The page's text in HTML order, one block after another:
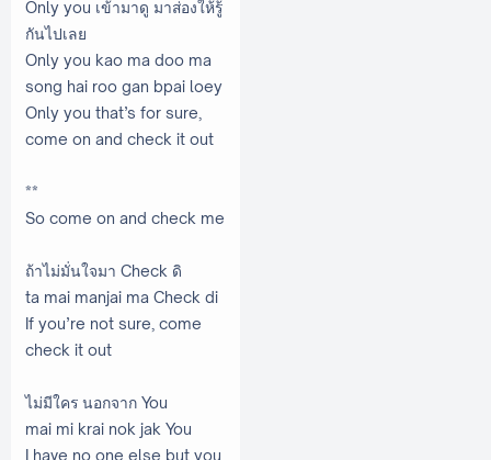
Only you เข้ามาดู มาส่องให้รู้
กันไปเลย
Only you kao ma doo ma
song hai roo gan bpai loey
Only you that’s for sure,
come on and check it out
**
So come on and check me
ถ้าไม่มั่นใจมา Check ดิ
ta mai manjai ma Check di
If you’re not sure, come
check it out
ไม่มีใคร นอกจาก You
mai mi krai nok jak You
I have no one else but you